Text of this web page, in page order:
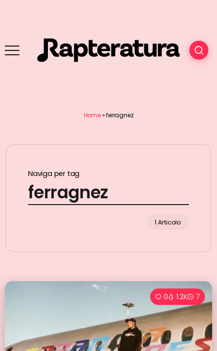
Home»ferragnez
Naviga per tag
ferragnez
1 Articolo
0 1.2K 7